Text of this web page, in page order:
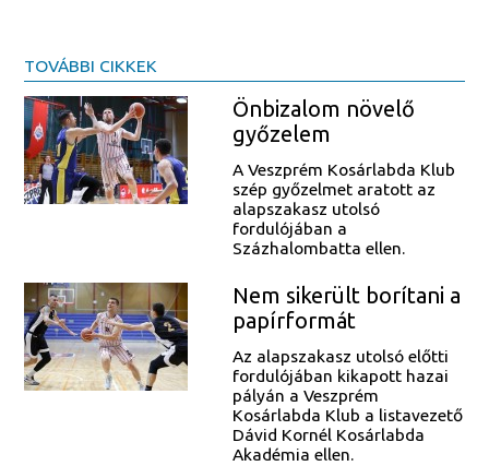
TOVÁBBI CIKKEK
Önbizalom növelő
győzelem
A Veszprém Kosárlabda Klub
szép győzelmet aratott az
alapszakasz utolsó
fordulójában a
Százhalombatta ellen.
Nem sikerült borítani a
papírformát
Az alapszakasz utolsó előtti
fordulójában kikapott hazai
pályán a Veszprém
Kosárlabda Klub a listavezető
Dávid Kornél Kosárlabda
Akadémia ellen.